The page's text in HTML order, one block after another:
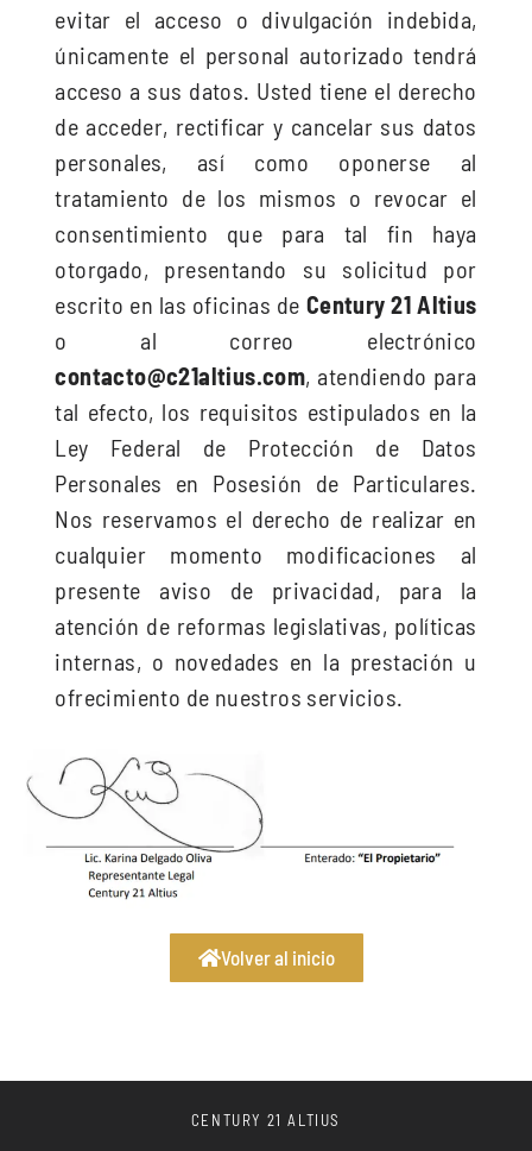
evitar el acceso o divulgación indebida,
únicamente el personal autorizado tendrá
acceso a sus datos. Usted tiene el derecho
de acceder, rectificar y cancelar sus datos
personales, así como oponerse al
tratamiento de los mismos o revocar el
consentimiento que para tal fin haya
otorgado, presentando su solicitud por
escrito en las oficinas de Century 21 Altius
o al correo electrónico
contacto@c21altius.com, atendiendo para
tal efecto, los requisitos estipulados en la
Ley Federal de Protección de Datos
Personales en Posesión de Particulares.
Nos reservamos el derecho de realizar en
cualquier momento modificaciones al
presente aviso de privacidad, para la
atención de reformas legislativas, políticas
internas, o novedades en la prestación u
ofrecimiento de nuestros servicios.
Volver al inicio
CENTURY 21 ALTIUS